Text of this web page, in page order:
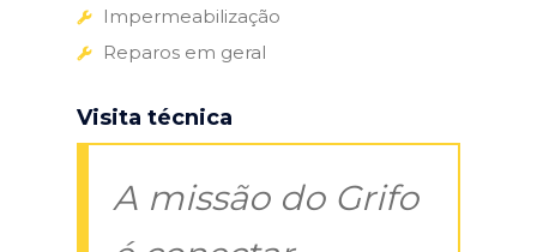
Impermeabilização
Reparos em geral
Visita técnica
A missão do Grifo